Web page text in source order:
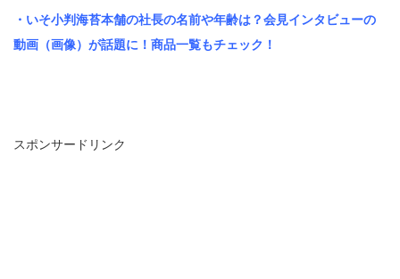
・いそ小判海苔本舗の社長の名前や年齢は？会見インタビューの
動画（画像）が話題に！商品一覧もチェック！
スポンサードリンク